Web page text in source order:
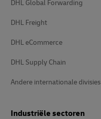
DHL Global Forwarding
DHL Freight
DHL eCommerce
DHL Supply Chain
Andere internationale divisies
Industriële sectoren